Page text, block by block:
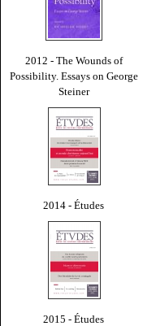
2012 - The Wounds of
Possibility. Essays on George
Steiner
2014 - Études
2015 - Études